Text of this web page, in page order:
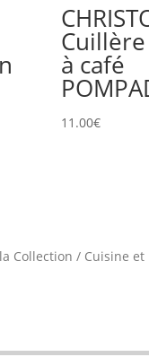
à café
11.00€
Collection / Cuisine